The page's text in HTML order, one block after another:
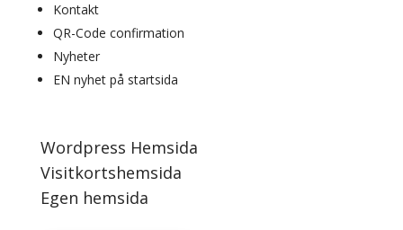
Kontakt
QR-Code confirmation
Nyheter
EN nyhet på startsida
Wordpress Hemsida
Visitkortshemsida
Egen hemsida